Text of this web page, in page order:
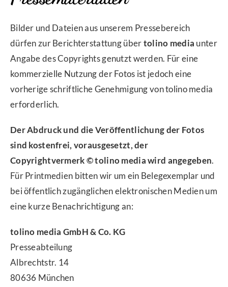
Bilder und Dateien aus unserem Pressebereich
dürfen zur Berichterstattung übertolino media unter
Angabe des Copyrights genutzt werden. Für eine
kommerzielle Nutzung der Fotos ist jedoch eine
vorherige schriftliche Genehmigung von tolino media
erforderlich.
Der Abdruck und die Veröffentlichung der Fotos
sind kostenfrei, vorausgesetzt, der
Copyrightvermerk © tolino media wird angegeben.
Für Printmedien bitten wir um ein Belegexemplar und
bei öffentlich zugänglichen elektronischen Medien um
eine kurze Benachrichtigung an:
tolino media GmbH & Co. KG
Presseabteilung
Albrechtstr. 14
80636 München